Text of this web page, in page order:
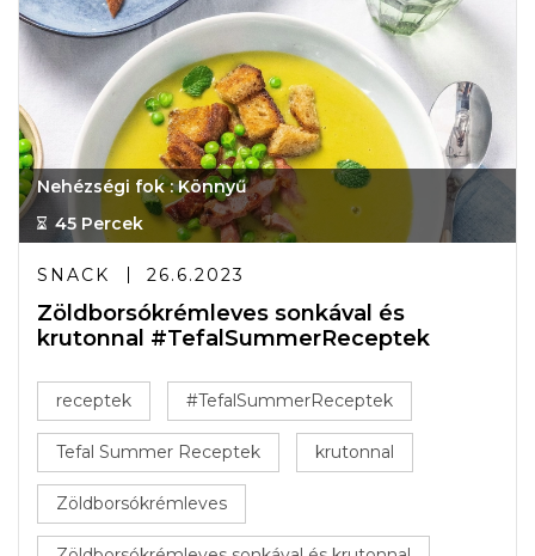
Nehézségi fok : Könnyű
45 Percek
SNACK 26.6.2023
Zöldborsókrémleves sonkával és
krutonnal #TefalSummerReceptek
receptek #TefalSummerReceptek
Tefal Summer Receptek krutonnal
Zöldborsókrémleves